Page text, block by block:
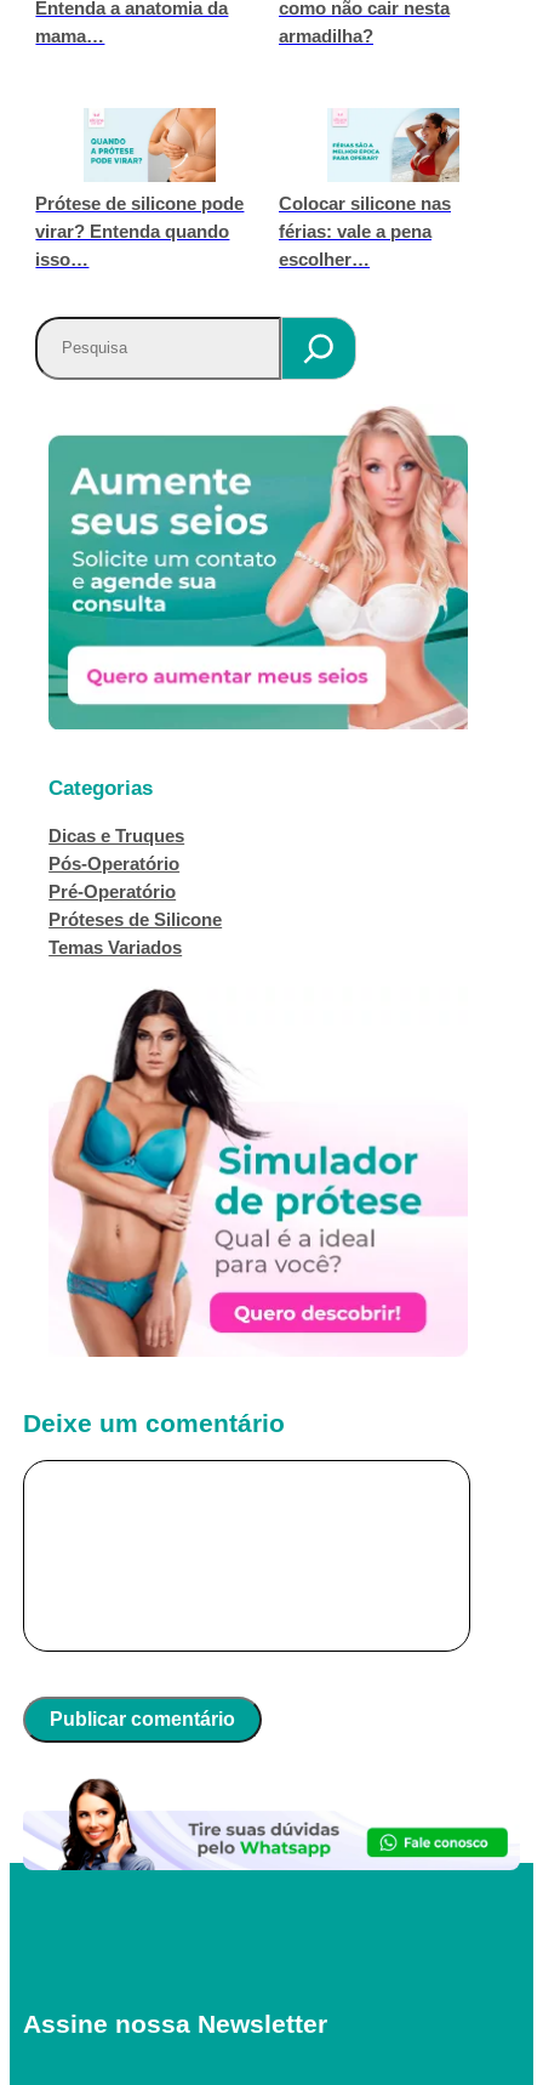
Entenda a anatomia da
mama…
como não cair nesta
armadilha?
Prótese de silicone pode
virar? Entenda quando
isso…
Colocar silicone nas
férias: vale a pena
escolher…
P
e
Categorias
Dicas e Truques
Pós-Operatório
Pré-Operatório
Próteses de Silicone
Temas Variados
Deixe um comentário
Assine nossa Newsletter